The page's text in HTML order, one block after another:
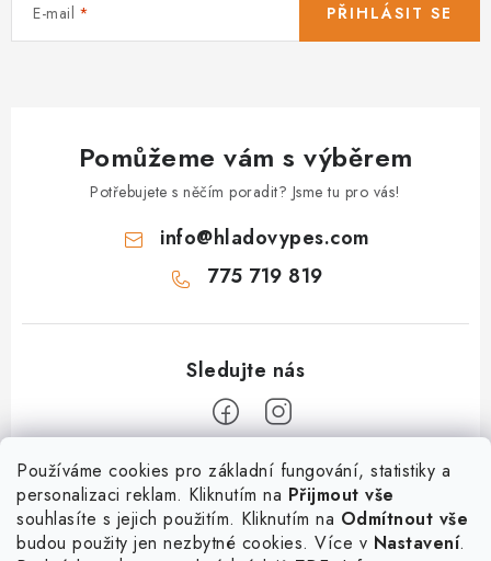
Používáme cookies pro základní fungování, statistiky a
personalizaci reklam. Kliknutím na Přijmout vše
souhlasíte s jejich použitím. Kliknutím na Odmítnout vše
budou použity jen nezbytné cookies. Více v Nastavení.
E-mail PŘIHLÁSIT SE
Pomůžeme vám s výběrem
Potřebujete s něčím poradit? Jsme tu pro vás!
info@hladovypes.com
775 719 819
Informace